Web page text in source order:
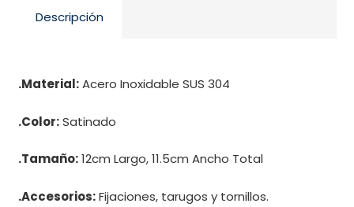
Descripción
.Material:Acero Inoxidable SUS 304
.Color:Satinado
.Tamaño:12cm Largo, 11.5cm Ancho Total
.Accesorios:Fijaciones, tarugos y tornillos.